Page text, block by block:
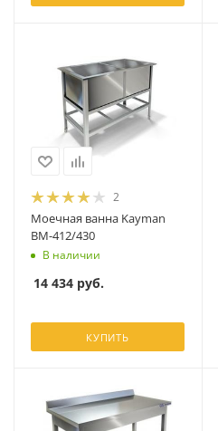
2
Моечная ванна Kayman
ВМ-412/430
В наличии
14 434 руб.
КУПИТЬ